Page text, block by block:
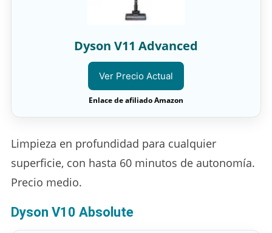
Dyson V11 Advanced
Ver Precio Actual
Enlace de afiliado Amazon
Limpieza en profundidad para cualquier
superficie, con hasta 60 minutos de autonomía.
Precio medio.
Dyson V10 Absolute